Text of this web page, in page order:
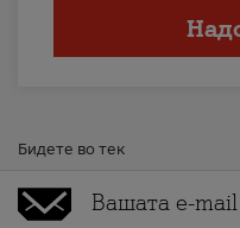
Бидете во тек